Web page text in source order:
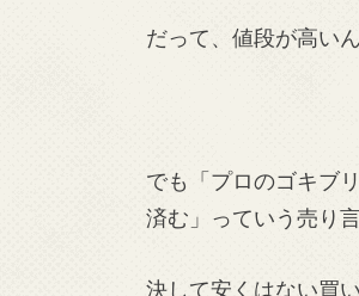
だって、値段が高い
でも「プロのゴキブ
済む」っていう売り
決して安くはない買